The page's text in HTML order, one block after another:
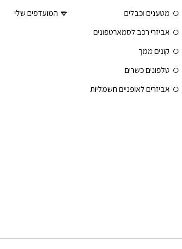
מטענים וכבלים
אביזרי רכב לסמארטפונים
קונים ממך
טלפונים כשרים
אביזרים לאופניים חשמליות
המועדפים שלי